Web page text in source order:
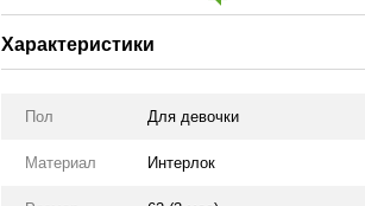
Характеристики
Пол Для девочки
Материал Интерлок